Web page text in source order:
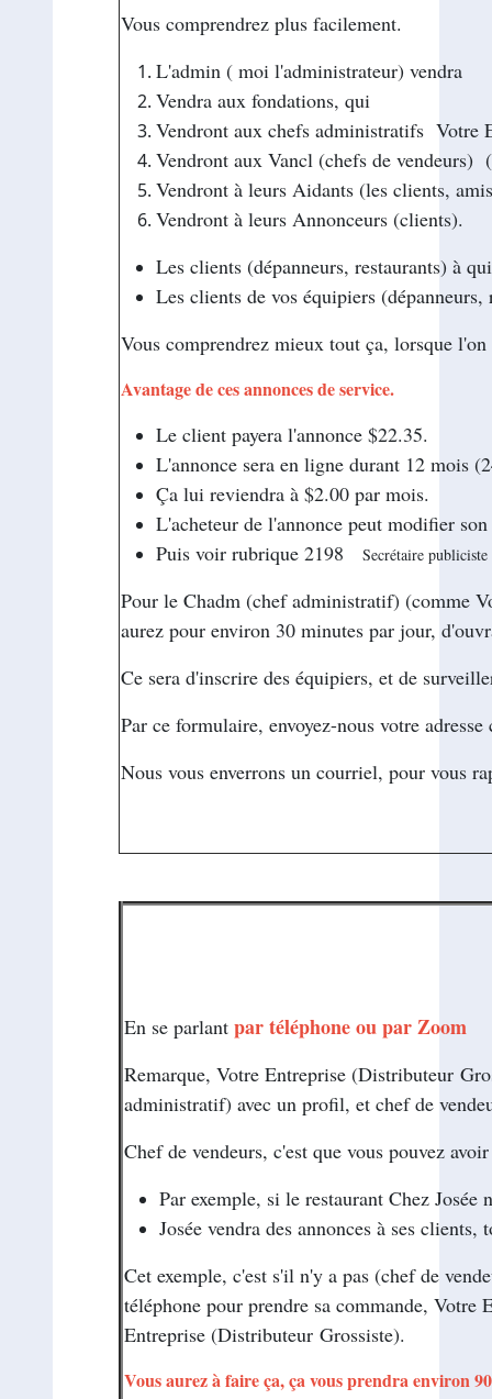
Vous comprendrez plus facilement.
L'admin ( moi l'administrateur) vendra
Vendra aux fondations, qui
Vendront aux chefs administratifs
Vendront aux Vancl (chefs de vendeurs)
Vendront à leurs Aidants (les clients,
Vendront à leurs Annonceurs (clients).
Les clients (dépanneurs, restaurants) à
Les clients de vos équipiers
Vous comprendrez mieux tout ça, lorsque
Avantage de ces annonces de service.
Le client payera l'annonce $22.35.
L'annonce sera en ligne durant 12 mois
Ça lui reviendra à $2.00 par mois.
L'acheteur de l'annonce peut modifier
Puis voir rubrique 2198
Secrétaire publiciste
Pour le Chadm (chef administratif) (comme
aurez pour environ 30 minutes par jour,
Ce sera d'inscrire des équipiers, et de
Par ce formulaire, envoyez-nous votre
Nous vous enverrons un courriel, pour vous
En se parlant par téléphone
Remarque, Votre Entreprise (Distributeur
administratif) avec un profil, et chef de
Chef de vendeurs, c'est que vous pouvez
Par exemple, si le restaurant Chez
Josée vendra des annonces à ses
Cet exemple, c'est s'il n'y a pas (chef de
téléphone pour prendre sa commande, Votre
Entreprise (Distributeur Grossiste).
Vous aurez à faire ça, ça vous prendra environ